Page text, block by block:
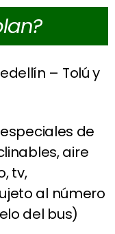
– Tolú y
de
aire
tv,
al número
del bus)